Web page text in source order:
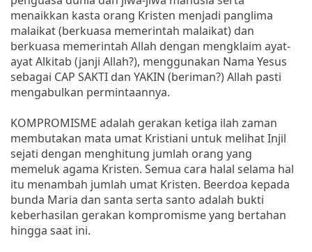
menaikkan kasta orang Kristen menjadi panglima
malaikat (berkuasa memerintah malaikat) dan
berkuasa memerintah Allah dengan mengklaim ayat-
ayat Alkitab (janji Allah?), menggunakan Nama Yesus
sebagai CAP SAKTI dan YAKIN (beriman?) Allah pasti
mengabulkan permintaannya.
KOMPROMISME adalah gerakan ketiga ilah zaman
membutakan mata umat Kristiani untuk melihat Injil
sejati dengan menghitung jumlah orang yang
memeluk agama Kristen. Semua cara halal selama hal
itu menambah jumlah umat Kristen. Beerdoa kepada
bunda Maria dan santa serta santo adalah bukti
keberhasilan gerakan kompromisme yang bertahan
hingga saat ini.